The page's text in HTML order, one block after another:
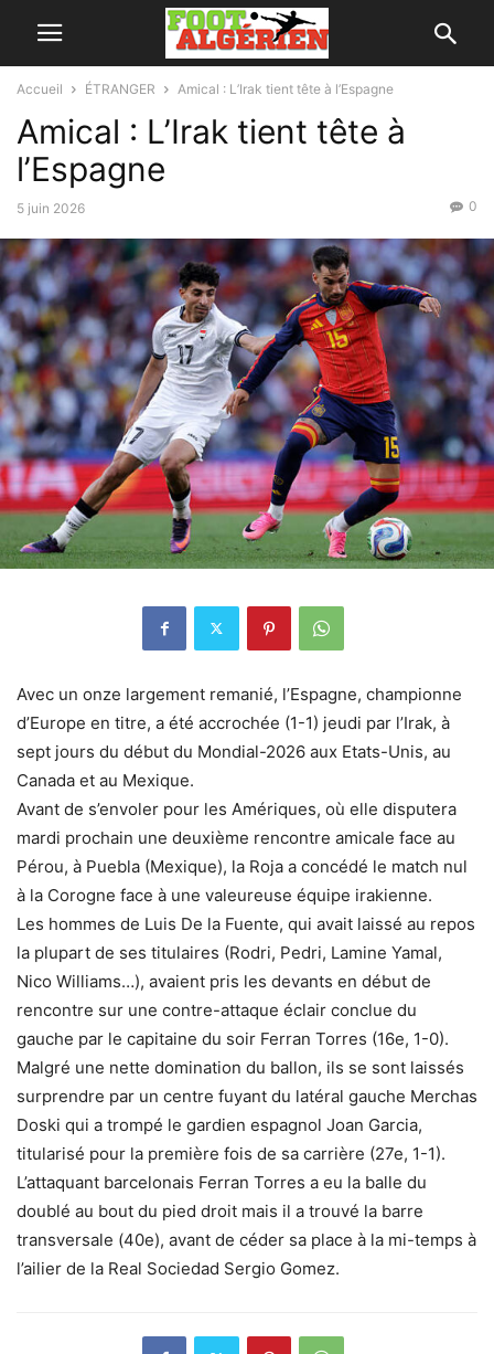
Accueil ÉTRANGER Amical : L’Irak tient tête à l’Espagne
Amical : L’Irak tient tête à
l’Espagne
5 juin 2026 0
Avec un onze largement remanié, l’Espagne, championne
d’Europe en titre, a été accrochée (1-1) jeudi par l’Irak, à
sept jours du début du Mondial-2026 aux Etats-Unis, au
Canada et au Mexique.
Avant de s’envoler pour les Amériques, où elle disputera
mardi prochain une deuxième rencontre amicale face au
Pérou, à Puebla (Mexique), la Roja a concédé le match nul
à la Corogne face à une valeureuse équipe irakienne.
Les hommes de Luis De la Fuente, qui avait laissé au repos
la plupart de ses titulaires (Rodri, Pedri, Lamine Yamal,
Nico Williams…), avaient pris les devants en début de
rencontre sur une contre-attaque éclair conclue du
gauche par le capitaine du soir Ferran Torres (16e, 1-0).
Malgré une nette domination du ballon, ils se sont laissés
surprendre par un centre fuyant du latéral gauche Merchas
Doski qui a trompé le gardien espagnol Joan Garcia,
titularisé pour la première fois de sa carrière (27e, 1-1).
L’attaquant barcelonais Ferran Torres a eu la balle du
doublé au bout du pied droit mais il a trouvé la barre
transversale (40e), avant de céder sa place à la mi-temps à
l’ailier de la Real Sociedad Sergio Gomez.